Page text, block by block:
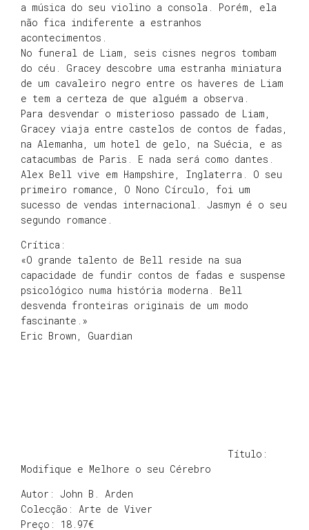
a música do seu violino a consola. Porém, ela
não fica indiferente a estranhos
acontecimentos.
No funeral de Liam, seis cisnes negros tombam
do céu. Gracey descobre uma estranha miniatura
de um cavaleiro negro entre os haveres de Liam
e tem a certeza de que alguém a observa.
Para desvendar o misterioso passado de Liam,
Gracey viaja entre castelos de contos de fadas,
na Alemanha, um hotel de gelo, na Suécia, e as
catacumbas de Paris. E nada será como dantes.
Alex Bell vive em Hampshire, Inglaterra. O seu
primeiro romance, O Nono Círculo, foi um
sucesso de vendas internacional. Jasmyn é o seu
segundo romance.
Crítica:
«O grande talento de Bell reside na sua
capacidade de fundir contos de fadas e suspense
psicológico numa história moderna. Bell
desvenda fronteiras originais de um modo
fascinante.»
Eric Brown, Guardian
Título:
Modifique e Melhore o seu Cérebro
Autor: John B. Arden
Colecção: Arte de Viver
Preço: 18.97€